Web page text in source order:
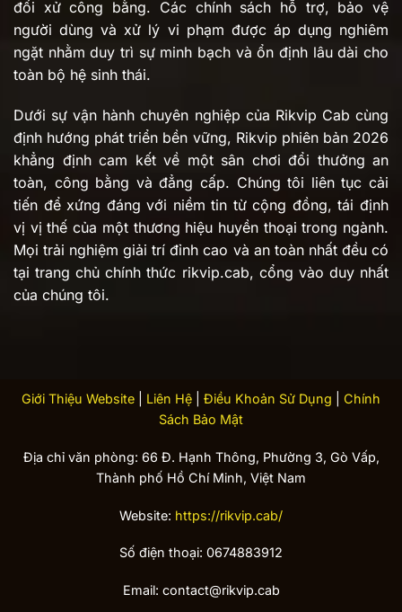
đối xử công bằng. Các chính sách hỗ trợ, bảo vệ
người dùng và xử lý vi phạm được áp dụng nghiêm
ngặt nhằm duy trì sự minh bạch và ổn định lâu dài cho
toàn bộ hệ sinh thái.
Dưới sự vận hành chuyên nghiệp của Rikvip Cab cùng
định hướng phát triển bền vững, Rikvip phiên bản 2026
khẳng định cam kết về một sân chơi đổi thưởng an
toàn, công bằng và đẳng cấp. Chúng tôi liên tục cải
tiến để xứng đáng với niềm tin từ cộng đồng, tái định
vị vị thế của một thương hiệu huyền thoại trong ngành.
Mọi trải nghiệm giải trí đỉnh cao và an toàn nhất đều có
tại trang chủ chính thức rikvip.cab, cổng vào duy nhất
của chúng tôi.
Giới Thiệu Website Liên Hệ Điều Khoản Sử Dụng
Chính
Sách Bảo Mật
Địa chỉ văn phòng: 66 Đ. Hạnh Thông, Phường 3, Gò Vấp,
Thành phố Hồ Chí Minh, Việt Nam
Website: https://rikvip.cab/
Số điện thoại: 0674883912
Email: contact@rikvip.cab